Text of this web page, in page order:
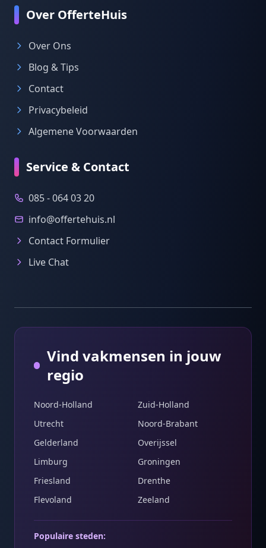
Over OfferteHuis
Over Ons
Blog & Tips
Contact
Privacybeleid
Algemene Voorwaarden
Service & Contact
085 - 064 03 20
info@offertehuis.nl
Contact Formulier
Live Chat
Vind vakmensen in jouw
regio
Noord-Holland
Zuid-Holland
Utrecht
Noord-Brabant
Gelderland
Overijssel
Limburg
Groningen
Friesland
Drenthe
Flevoland
Zeeland
Populaire steden: